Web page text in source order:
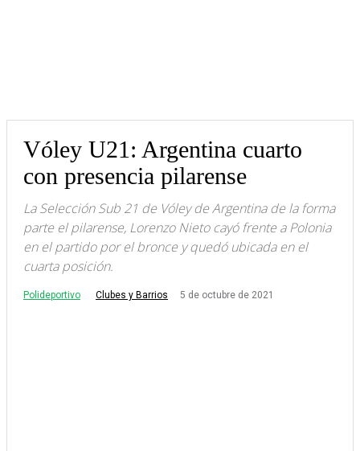
Vóley U21: Argentina cuarto
con presencia pilarense
La Selección Sub 21 de Vóley de Argentina de la forma
parte el pilarense, Lorenzo Nieto cayó frente a Polonia
en el partido por el bronce y quedó ubicada en el
cuarta posición.
Polideportivo Clubes y Barrios 5 de octubre de 2021